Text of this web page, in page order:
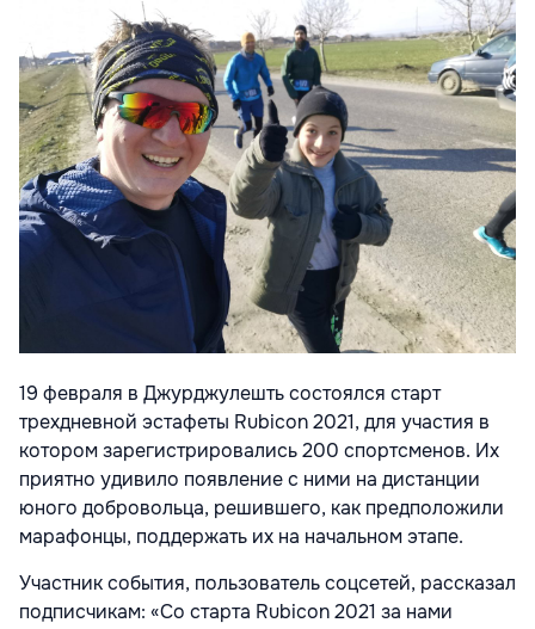
19 февраля в Джурджулешть состоялся старт
трехдневной эстафеты Rubicon 2021, для участия в
котором зарегистрировались 200 спортсменов. Их
приятно удивило появление с ними на дистанции
юного добровольца, решившего, как предположили
марафонцы, поддержать их на начальном этапе.
Участник события, пользователь соцсетей, рассказал
подписчикам: «Со старта Rubicon 2021 за нами